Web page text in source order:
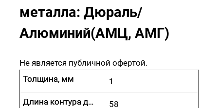
металла: Дюраль/
Алюминий(АМЦ, АМГ)
Не является публичной офертой.
1
Толщина, мм
Толщина, мм
58
Длина контура до 100 м, руб.
Длина контура до 100 м, руб.